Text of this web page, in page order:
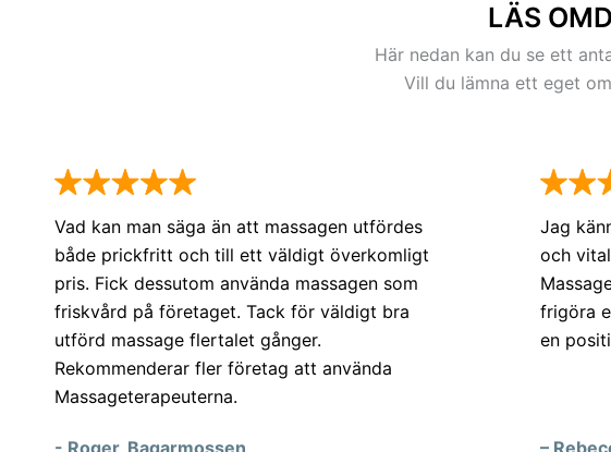
LÄS
Här nedan kan du se ett
Vill du lämna ett eget
Vad kan man säga än att massagen utfördes
både prickfritt och till ett väldigt överkomligt
pris. Fick dessutom använda massagen som
friskvård på företaget. Tack för väldigt bra
utförd massage flertalet gånger.
Rekommenderar fler företag att använda
Massageterapeuterna.
Jag
och
frigöra
en